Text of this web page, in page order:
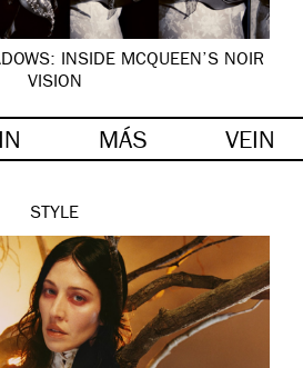
INSIDE MCQUEEN’S NOIR
VISION
MÁS VEIN
STYLE